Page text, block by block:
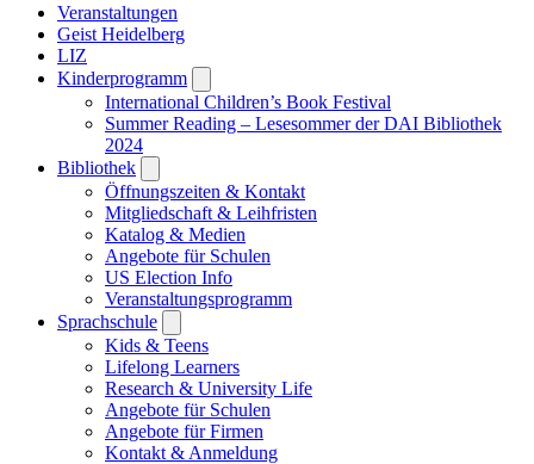
Veranstaltungen
Geist Heidelberg
LIZ
Kinderprogramm
submenu
International Children’s Book Festival
Summer Reading – Lesesommer der DAI Bibliothek
2024
Bibliothek
submenu
Öffnungszeiten & Kontakt
Mitgliedschaft & Leihfristen
Katalog & Medien
Angebote für Schulen
US Election Info
Veranstaltungsprogramm
Sprachschule
submenu
Kids & Teens
Lifelong Learners
Research & University Life
Angebote für Schulen
Angebote für Firmen
Kontakt & Anmeldung